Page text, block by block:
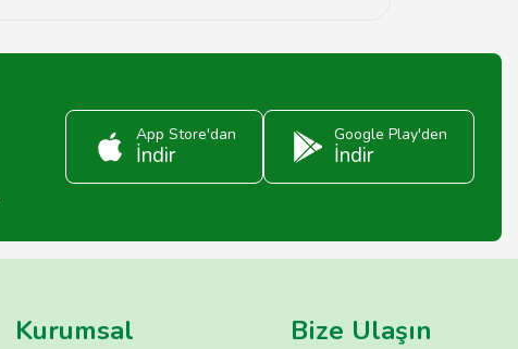
App Store'dan
İndir
Google Play'den
İndir
Kurumsal Bize Ulaşın